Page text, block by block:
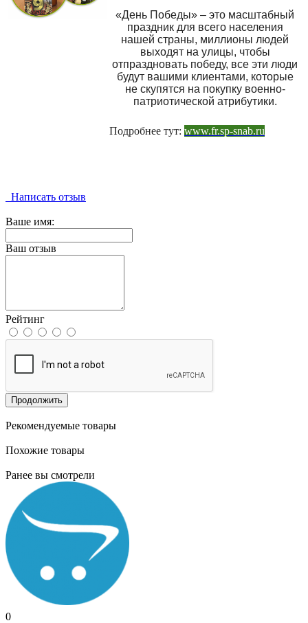
«День Победы» – это масштабный
праздник для всего населения
нашей страны, миллионы людей
выходят на улицы, чтобы
отпраздновать победу, все эти люди
будут вашими клиентами, которые
не скупятся на покупку военно-
патриотической атрибутики.
Подробнее тут: www.fr.sp-snab.ru
Написать отзыв
Ваше имя:
Ваш отзыв
Рейтинг
Продолжить
Рекомендуемые товары
Похожие товары
Ранее вы смотрели
0